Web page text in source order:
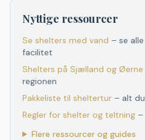
Nyttige ressourcer
Se shelters med vand – se
facilitet
Shelters på Sjælland og Øerne
regionen
Pakkeliste til sheltertur – alt
Regler for shelter og teltning
Flere ressourcer og guides